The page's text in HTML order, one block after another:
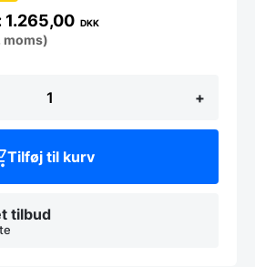
+
1.265,00 DKK
moms)
tilbud
Tilføj til kurv